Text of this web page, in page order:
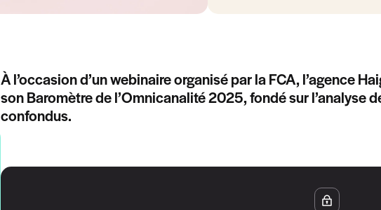
À l’occasion d’un webinaire organisé par la FCA, l’agence
son Baromètre de l’Omnicanalité 2025, fondé sur l’analyse
confondus.